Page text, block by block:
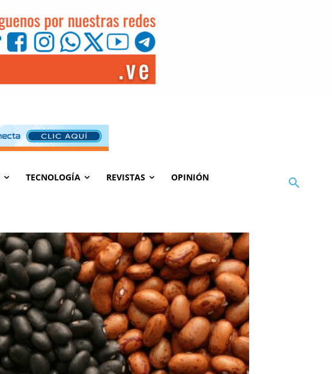
TECNOLOGÍA REVISTAS OPINIÓN